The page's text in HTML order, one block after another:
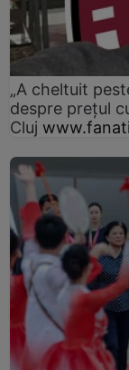
„A cheltuit
despre prețul
Cluj